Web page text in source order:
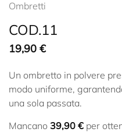
Ombretti
COD.11
19,90 €
Un ombretto in polvere
modo uniforme,
una sola passata.
Mancano 39,90 € per